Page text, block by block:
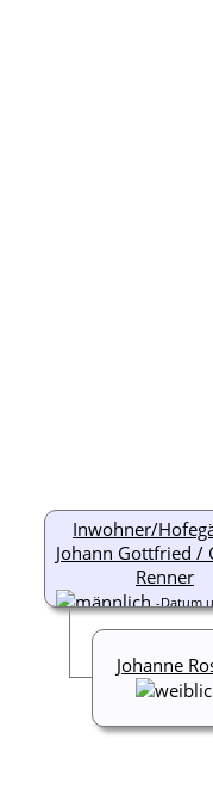
Inwohner/
Johann Gottfried /
Renner
-Datum
Johanne